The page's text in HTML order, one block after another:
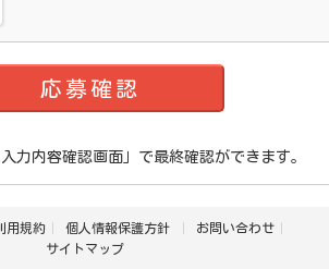
力内容確認画面」で最終確認ができます。
用規約 個人情報保護方針
お問い合わせ
サイトマップ